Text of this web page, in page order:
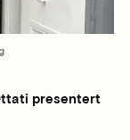
presentert